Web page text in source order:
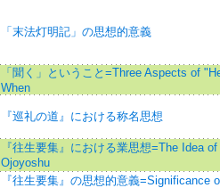
「末法灯明記」の思想的意義
「聞く」ということ=Three Aspects of
When
『巡礼の道』における称名思想
『往生要集』における業思想=The Idea
Ojoyoshu
『往生要集』の思想的意義=Significance